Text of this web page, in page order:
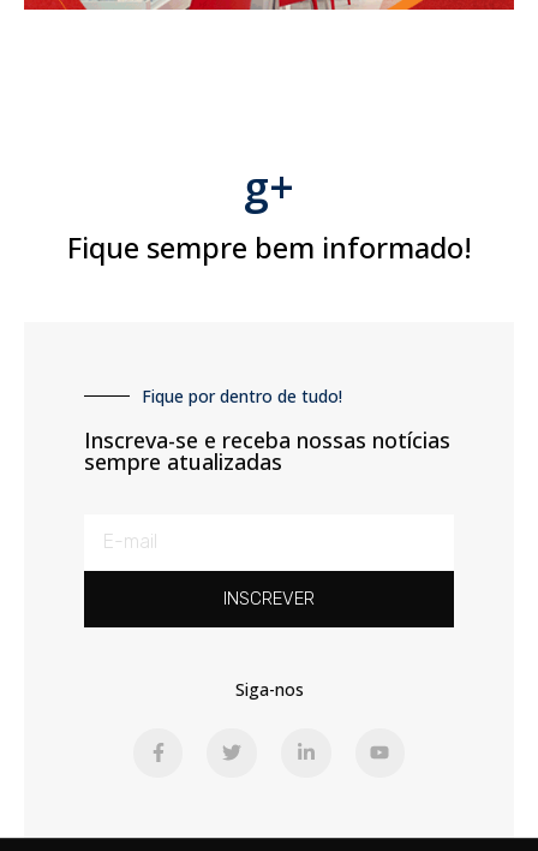
g+
Fique sempre bem informado!
Fique por dentro de tudo!
Inscreva-se e receba nossas notícias
sempre atualizadas
INSCREVER
Siga-nos